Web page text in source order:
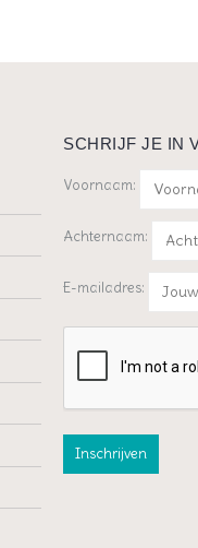
SCHRIJF JE IN
Voornaam:
Achternaam:
E-mailadres: